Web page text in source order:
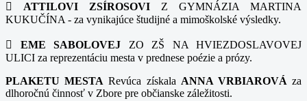
 ATTILOVI ZSÍROSOVI Z GYMNÁZIA MARTINA
KUKUČÍNA - za vynikajúce študijné a mimoškolské výsledky.
 EME SABOLOVEJ ZO ZŠ NA HVIEZDOSLAVOVEJ
ULICI za reprezentáciu mesta v prednese poézie a prózy.
PLAKETU MESTA Revúca získala ANNA VRBIAROVÁ za
dlhoročnú činnosť v Zbore pre občianske záležitosti.